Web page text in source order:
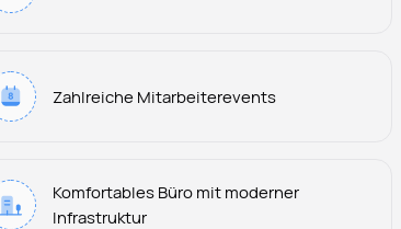
Zahlreiche Mitarbeiterevents
Komfortables Büro mit moderner
Infrastruktur